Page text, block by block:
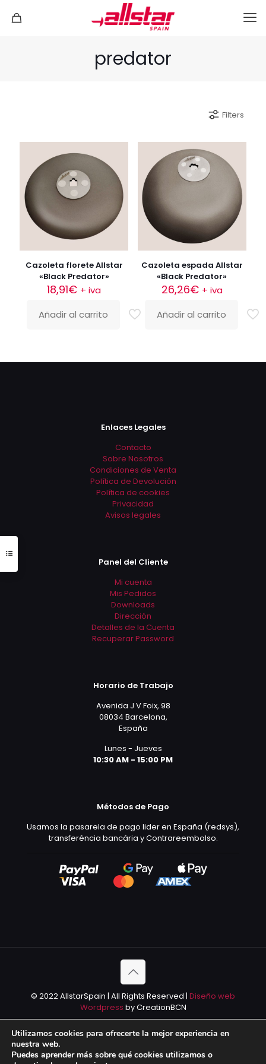
predator
Filters
Cazoleta florete Allstar
«Black Predator»
18,91€ + iva
Añadir al carrito
Cazoleta espada Allstar
«Black Predator»
26,26€ + iva
Añadir al carrito
Enlaces Legales
Contacto
Sobre Nosotros
Condiciones de Venta
Política de Devolución
Política de cookies
Privacidad
Avisos legales
Panel del Cliente
Mi cuenta
Mis Pedidos
Downloads
Dirección
Detalles de la Cuenta
Recuperar Password
Horario de Trabajo
Avenida J V Foix, 98
08034 Barcelona,
España
Lunes - Jueves
10:30 AM - 15:00 PM
Métodos de Pago
Usamos la pasarela de pago lider en España (redsys),
transferéncia bancária y Contrareembolso.
© 2022 AllstarSpain | All Rights Reserved | Diseño web
Wordpress by CreationBCN
Utilizamos cookies para ofrecerte la mejor experiencia en
nuestra web.
Puedes aprender más sobre qué cookies utilizamos o